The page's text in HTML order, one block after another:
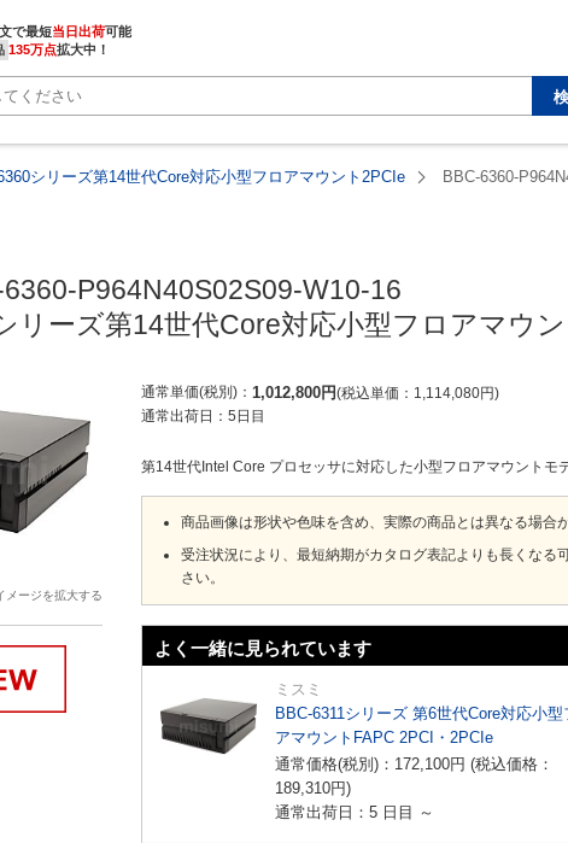
で最短当日出荷
135万点拡大中！
シリーズ第14世代Core対応小型フロアマウント2PCIe BBC-6360-
P964N40S02S09-W10-16
リーズ第14世代Core対応小型フロアマウ
メージを拡大する
通常単価(税別) 1,012,800円 税込単価 1,114,080円
通常出荷日： 5日目
第14世代Intel Core プロセッサに対応した小型フロアマウントモデ
商品画像は形状や色味を含め、実際の商品とは異なる場合
受注状況により、最短納期がカタログ表記よりも長くな
さい。
よく一緒に見られています
ミスミ
BBC-6311シリーズ 第6世代Core対応小型
アマウントFAPC 2PCI・2PCIe
通常価格(税別)： 172,100円 (税込価格：
189,310円)
通常出荷日：5 日目 ～